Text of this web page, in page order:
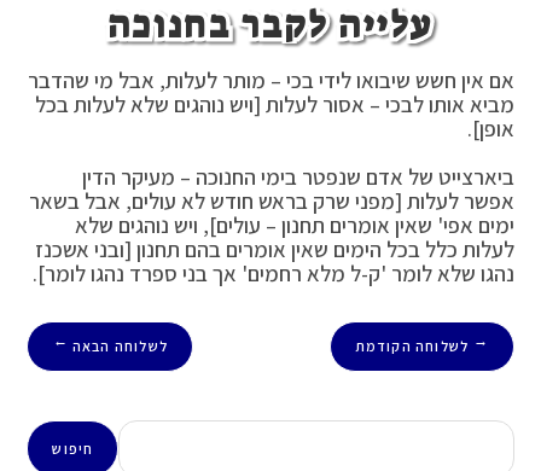
עלייה לקבר בחנוכה
אם אין חשש שיבואו לידי בכי – מותר לעלות, אבל מי שהדבר
מביא אותו לבכי – אסור לעלות [ויש נוהגים שלא לעלות בכל
אופן].
ביארצייט של אדם שנפטר בימי החנוכה – מעיקר הדין
אפשר לעלות [מפני שרק בראש חודש לא עולים, אבל בשאר
ימים אפי' שאין אומרים תחנון – עולים], ויש נוהגים שלא
לעלות כלל בכל הימים שאין אומרים בהם תחנון [ובני אשכנז
נהגו שלא לומר 'ק-ל מלא רחמים' אך בני ספרד נהגו לומר].
← לשלוחה הקודמת לשלוחה הבאה →
חיפוש
חיפוש